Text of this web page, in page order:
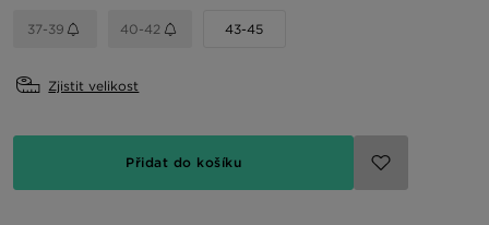
37-39 40-42 43-45
Zjistit velikost
Přidat do košíku